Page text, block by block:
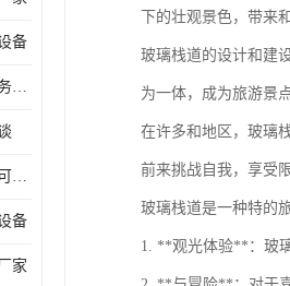
备
长沙玻璃观景台 一站式服务厂家
南昌玻璃观景台 型号规格可定制
备
家
下的壮观景色，带来
玻璃栈道的设计和建
为一体，成为旅游景
在许多和地区，玻璃
前来挑战自我，享受
玻璃栈道是一种特的
1. **观光体验**：玻